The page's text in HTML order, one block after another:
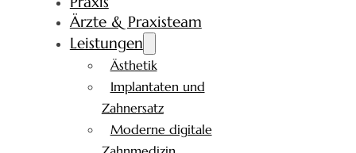
Ärzte & Praxisteam
Leistungen
Ästhetik
Implantaten und
Zahnersatz
Moderne digitale